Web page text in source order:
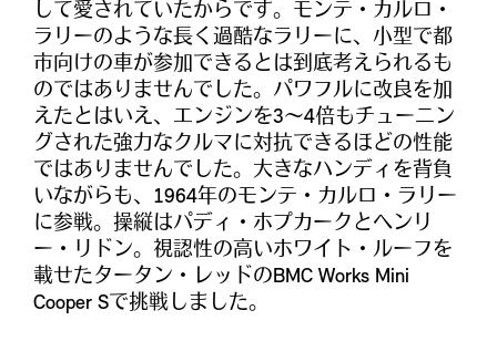
して愛されていたからです。モンテ・カルロ・
ラリーのような長く過酷なラリーに、小型で都
市向けの車が参加できるとは到底考えられるも
のではありませんでした。パワフルに改良を加
えたとはいえ、エンジンを3〜4倍もチューニン
グされた強力なクルマに対抗できるほどの性能
ではありませんでした。大きなハンディを背負
いながらも、1964年のモンテ・カルロ・ラリー
に参戦。操縦はパディ・ホプカークとヘンリ
ー・リドン。視認性の高いホワイト・ルーフを
載せたタータン・レッドのBMC Works Mini
Cooper Sで挑戦しました。